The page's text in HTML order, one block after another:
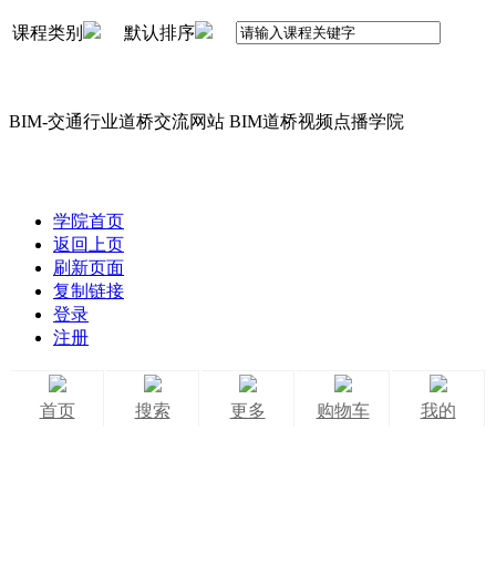
课程类别 默认排序
BIM-交通行业道桥交流网站 BIM道桥视频点播学院
学院首页
返回上页
刷新页面
复制链接
登录
注册
首页 搜索 更多 购物车 我的